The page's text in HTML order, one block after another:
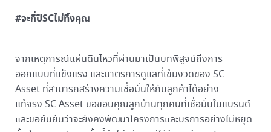
#จะกี่ปีSCไม่ทิ้งคุณ
จากเหตุการณ์แผ่นดินไหวที่ผ่านมาเป็นบทพิสูจน์ถึงการ
ออกแบบที่แข็งแรง และมาตรการดูแลที่เข้มงวดของ SC
Asset ที่สามารถสร้างความเชื่อมั่นให้กับลูกค้าได้อย่าง
แท้จริง SC Asset ขอขอบคุณลูกบ้านทุกคนที่เชื่อมั่นในแบรนด์
และขอยืนยันว่าจะยังคงพัฒนาโครงการและบริการอย่างไม่หยุด